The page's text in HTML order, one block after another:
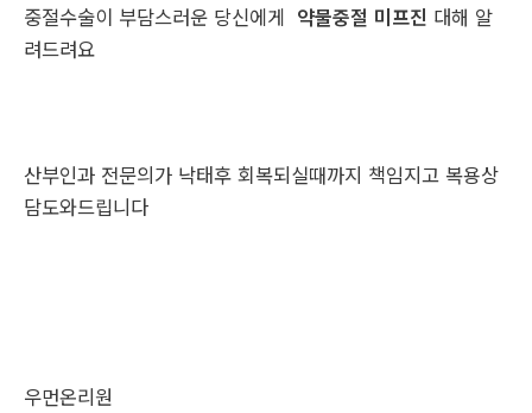
중절수술이 부담스러운 당신에게 약물중절 미프진 대해 알
려드려요
산부인과 전문의가 낙태후 회복되실때까지 책임지고 복용상
담도와드립니다
우먼온리원